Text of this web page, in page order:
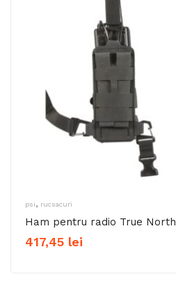
psi, rucsacuri
Ham pentru radio True North
417,45 lei